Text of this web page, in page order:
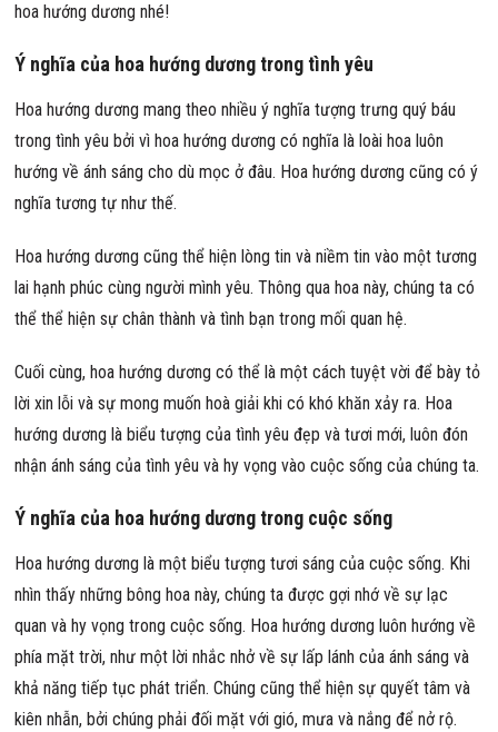
hoa hướng dương nhé!
Ý nghĩa của hoa hướng dương trong tình yêu
Hoa hướng dương mang theo nhiều ý nghĩa tượng trưng quý báu
trong tình yêu bởi vì hoa hướng dương có nghĩa là loài hoa luôn
hướng về ánh sáng cho dù mọc ở đâu. Hoa hướng dương cũng có ý
nghĩa tương tự như thế.
Hoa hướng dương cũng thể hiện lòng tin và niềm tin vào một tương
lai hạnh phúc cùng người mình yêu. Thông qua hoa này, chúng ta có
thể thể hiện sự chân thành và tình bạn trong mối quan hệ.
Cuối cùng, hoa hướng dương có thể là một cách tuyệt vời để bày tỏ
lời xin lỗi và sự mong muốn hoà giải khi có khó khăn xảy ra. Hoa
hướng dương là biểu tượng của tình yêu đẹp và tươi mới, luôn đón
nhận ánh sáng của tình yêu và hy vọng vào cuộc sống của chúng ta.
Ý nghĩa của hoa hướng dương trong cuộc sống
Hoa hướng dương là một biểu tượng tươi sáng của cuộc sống. Khi
nhìn thấy những bông hoa này, chúng ta được gợi nhớ về sự lạc
quan và hy vọng trong cuộc sống. Hoa hướng dương luôn hướng về
phía mặt trời, như một lời nhắc nhở về sự lấp lánh của ánh sáng và
khả năng tiếp tục phát triển. Chúng cũng thể hiện sự quyết tâm và
kiên nhẫn, bởi chúng phải đối mặt với gió, mưa và nắng để nở rộ.